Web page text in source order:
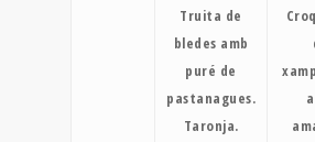
Truita de
bledes amb
puré de
pastanagues.
Taronja.